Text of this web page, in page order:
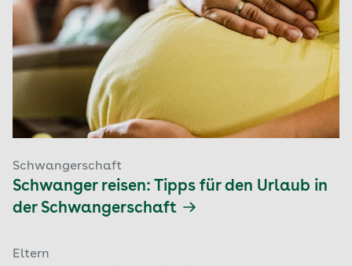
Schwangerschaft
Schwanger reisen: Tipps für den Urlaub in
der Schwangerschaft
Eltern